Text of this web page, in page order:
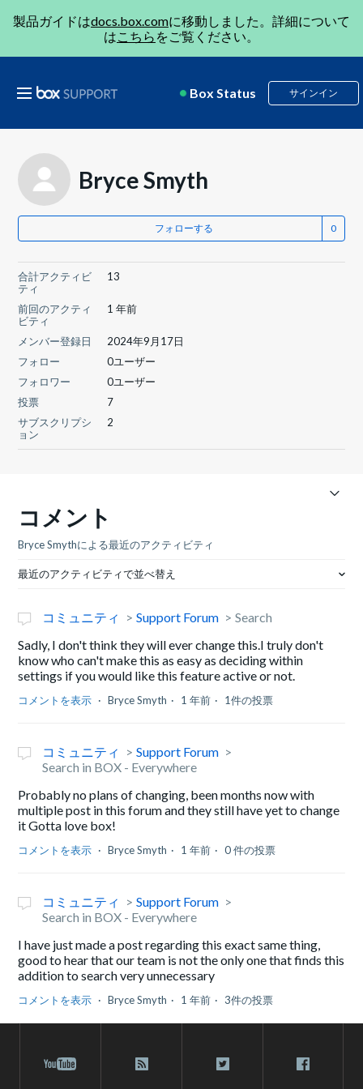
製品ガイドはdocs.box.comに移動しました。詳細について
はこちら をご覧ください。
Box Status サインイン
Bryce Smyth
フォローする
合計アクティビ
ティ
13
前回のアクティ
ビティ
1 年前
メンバー登録日
2024年9月17日
フォロー
0ユーザー
フォロワー
0ユーザー
投票
7
サブスクリプシ
ョン
2
コメント
Bryce Smythによる最近のアクティビティ
最近のアクティビティで並べ替え
コミュニティ Support Forum
Search
Sadly, I don't think they will ever change this.I truly don't
know who can't make this as easy as deciding within
settings if you would like this feature active or not.
コメントを表示 Bryce Smyth 1 年前 1件の投票
コミュニティ
Support Forum
Search in BOX - Everywhere
Probably no plans of changing, been months now with
multiple post in this forum and they still have yet to change
it Gotta love box!
コメントを表示 Bryce Smyth 1 年前 0 件の投票
コミュニティ
Support Forum
Search in BOX - Everywhere
I have just made a post regarding this exact same thing,
good to hear that our team is not the only one that finds this
addition to search very unnecessary
コメントを表示 Bryce Smyth 1 年前 3件の投票